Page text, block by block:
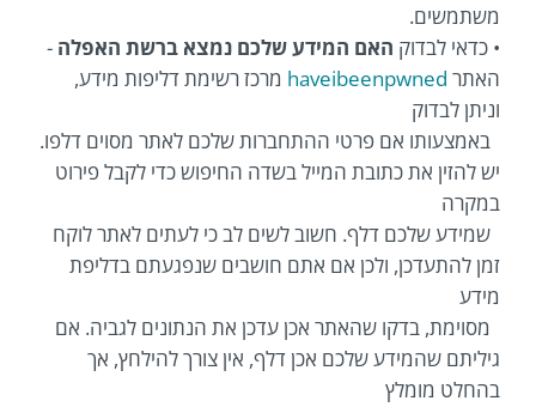
משתמשים.
• כדאי לבדוק האם המידע שלכם נמצא ברשת האפלה -
האתר haveibeenpwned מרכז רשימת דליפות מידע,
וניתן לבדוק
באמצעותו אם פרטי ההתחברות שלכם לאתר מסוים דלפו.
יש להזין את כתובת המייל בשדה החיפוש כדי לקבל פירוט
במקרה
שמידע שלכם דלף. חשוב לשים לב כי לעתים לאתר לוקח
זמן להתעדכן, ולכן אם אתם חושבים שנפגעתם בדליפת
מידע
מסוימת, בדקו שהאתר אכן עדכן את הנתונים לגביה. אם
גיליתם שהמידע שלכם אכן דלף, אין צורך להילחץ, אך
בהחלט מומלץ